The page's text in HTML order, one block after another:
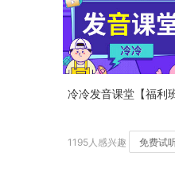
冷冷发音课堂【福利
1195人感兴趣 免费试